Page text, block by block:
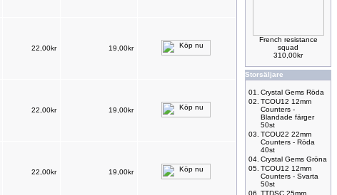
22,00kr 19,00kr
22,00kr 19,00kr
22,00kr 19,00kr
French resistance
squad
310,00kr
Storsäljare
01.
Crystal Gems Röda
02. TCOU12 12mm
Counters -
Blandade färger
50st
03. TCOU22 22mm
Counters - Röda
40st
04. Crystal Gems Gröna
05. TCOU12 12mm
Counters - Svarta
50st
06. TTDSC 25mm